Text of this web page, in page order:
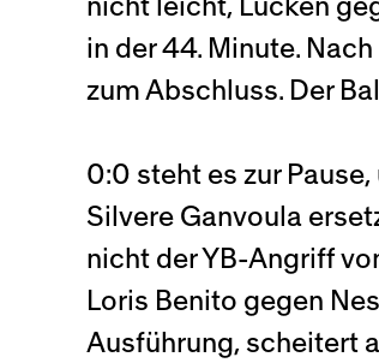
nicht leicht, Lücken
in der 44. Minute.
zum Abschluss. Der
0:0 steht es zur
Silvere Ganvoula
nicht der YB-Angriff
Loris Benito gegen
Ausführung, scheitert